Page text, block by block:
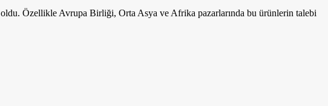
oldu. Özellikle Avrupa Birliği, Orta Asya ve Afrika pazarlarında bu ürünlerin talebi